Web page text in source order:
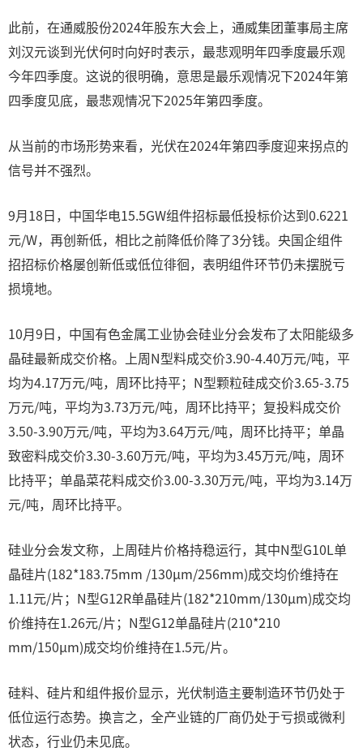
此前，在通威股份2024年股东大会上，通威集团董事局主席
刘汉元谈到光伏何时向好时表示，最悲观明年四季度最乐观
今年四季度。这说的很明确，意思是最乐观情况下2024年第
四季度见底，最悲观情况下2025年第四季度。
从当前的市场形势来看，光伏在2024年第四季度迎来拐点的
信号并不强烈。
9月18日，中国华电15.5GW组件招标最低投标价达到0.6221
元/W，再创新低，相比之前降低价降了3分钱。央国企组件
招招标价格屡创新低或低位徘徊，表明组件环节仍未摆脱亏
损境地。
10月9日，中国有色金属工业协会硅业分会发布了太阳能级多
晶硅最新成交价格。上周N型料成交价3.90-4.40万元/吨，平
均为4.17万元/吨，周环比持平；N型颗粒硅成交价3.65-3.75
万元/吨，平均为3.73万元/吨，周环比持平；复投料成交价
3.50-3.90万元/吨，平均为3.64万元/吨，周环比持平；单晶
致密料成交价3.30-3.60万元/吨，平均为3.45万元/吨，周环
比持平；单晶菜花料成交价3.00-3.30万元/吨，平均为3.14万
元/吨，周环比持平。
硅业分会发文称，上周硅片价格持稳运行，其中N型G10L单
晶硅片(182*183.75mm /130μm/256mm)成交均价维持在
1.11元/片；N型G12R单晶硅片(182*210mm/130μm)成交均
价维持在1.26元/片；N型G12单晶硅片(210*210
mm/150μm)成交均价维持在1.5元/片。
硅料、硅片和组件报价显示，光伏制造主要制造环节仍处于
低位运行态势。换言之，全产业链的厂商仍处于亏损或微利
状态，行业仍未见底。